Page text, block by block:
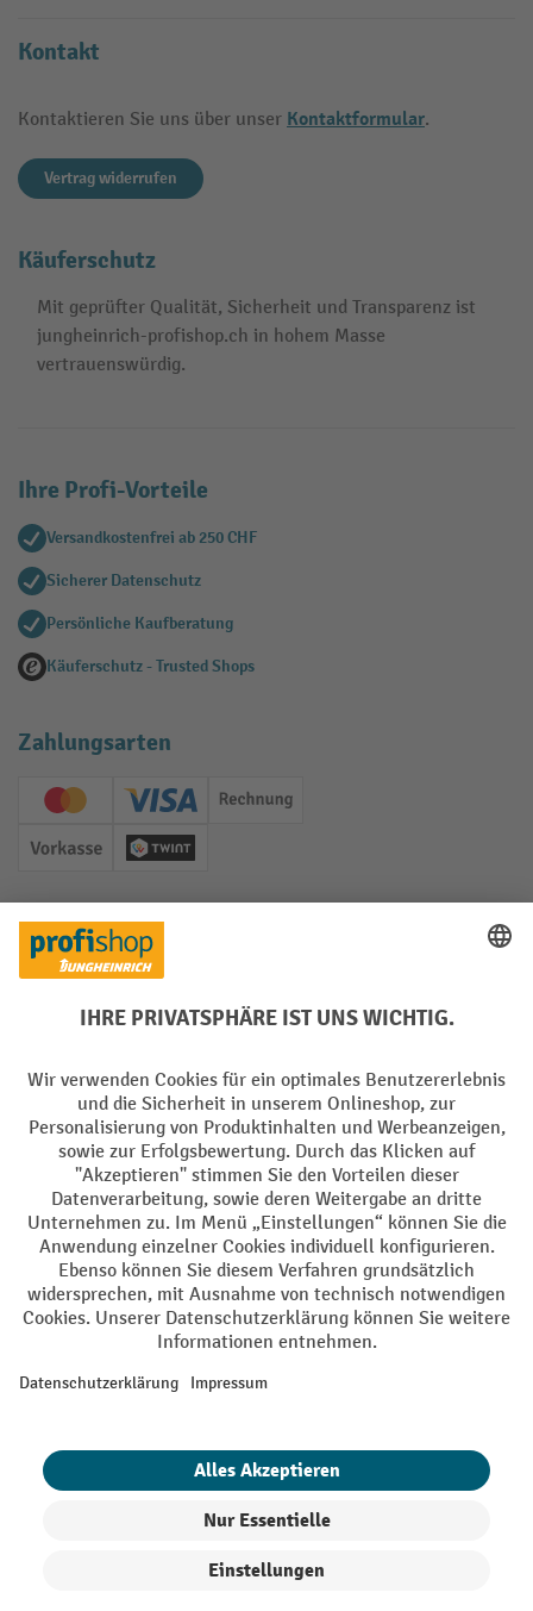
Kontakt
Kontaktieren Sie uns über unser Kontaktformular.
Vertrag widerrufen
Käuferschutz
Mit geprüfter Qualität, Sicherheit und Transparenz ist
jungheinrich-profishop.ch in hohem Masse
vertrauenswürdig.
Ihre Profi-Vorteile
Versandkostenfrei ab 250 CHF
Sicherer Datenschutz
Persönliche Kaufberatung
Käuferschutz - Trusted Shops
Zahlungsarten
Creditcard (Master)Creditcard (Visa)
Rechnung
Vorkasse Twint
Soziale Netzwerke
Facebook
YouTube
LinkedInInstagram
Sprachen
DE FR
AGB Impressum Datenschutz Privacy Settings
Alle Preise exkl. gesetzl. Mehrwertsteuer zzgl.Versandkostenund ggf.
Nachnahmegebühren, wenn nicht anders angegeben.
¹ Der Rabatt gilt so lange der Vorrat reicht. Der Rabatt gilt nicht auf
oder Gutscheinen ist nicht möglich. | ² Der Rabatt wird einmalig bei
eingelöst werden. Die Höhe des Rabatts variiert je nach
Produktkategorie und beträgt bis zu 10 % (10 % auf Lager, Umwelt,
Heben | 7% auf Büro). Ausgenommen sind Elektro-Hubwagen,
Ausschluss von Werkzeug. Gilt nicht auf Sonderpreise. Kombination